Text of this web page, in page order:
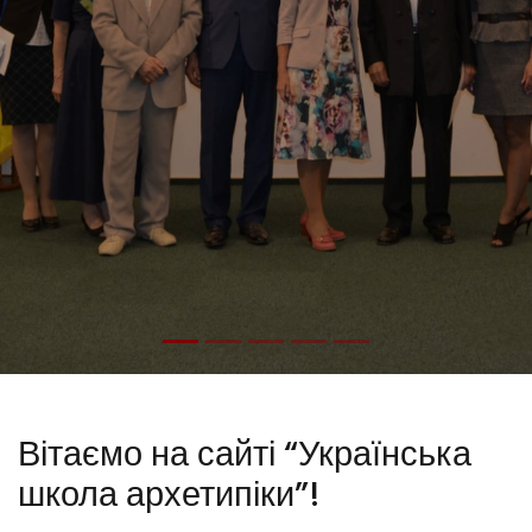
Вітаємо на сайті “Українська
школа архетипіки”!